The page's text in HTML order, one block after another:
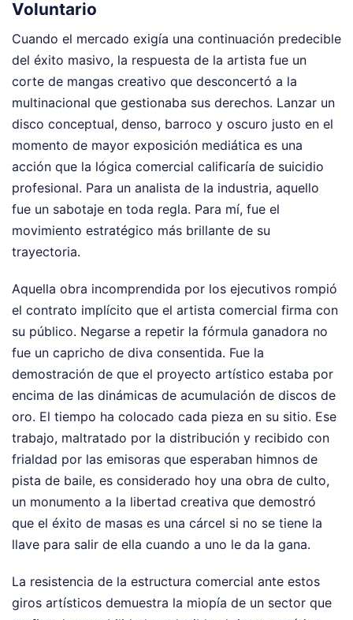
Voluntario
Cuando el mercado exigía una continuación predecible
del éxito masivo, la respuesta de la artista fue un
corte de mangas creativo que desconcertó a la
multinacional que gestionaba sus derechos. Lanzar un
disco conceptual, denso, barroco y oscuro justo en el
momento de mayor exposición mediática es una
acción que la lógica comercial calificaría de suicidio
profesional. Para un analista de la industria, aquello
fue un sabotaje en toda regla. Para mí, fue el
movimiento estratégico más brillante de su
trayectoria.
Aquella obra incomprendida por los ejecutivos rompió
el contrato implícito que el artista comercial firma con
su público. Negarse a repetir la fórmula ganadora no
fue un capricho de diva consentida. Fue la
demostración de que el proyecto artístico estaba por
encima de las dinámicas de acumulación de discos de
oro. El tiempo ha colocado cada pieza en su sitio. Ese
trabajo, maltratado por la distribución y recibido con
frialdad por las emisoras que esperaban himnos de
pista de baile, es considerado hoy una obra de culto,
un monumento a la libertad creativa que demostró
que el éxito de masas es una cárcel si no se tiene la
llave para salir de ella cuando a uno le da la gana.
La resistencia de la estructura comercial ante estos
giros artísticos demuestra la miopía de un sector que